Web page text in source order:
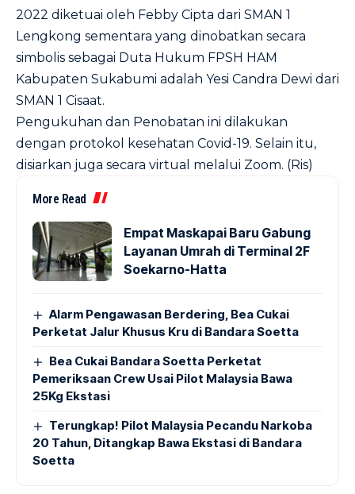
2022 diketuai oleh Febby Cipta dari SMAN 1
Lengkong sementara yang dinobatkan secara
simbolis sebagai Duta Hukum FPSH HAM
Kabupaten Sukabumi adalah Yesi Candra Dewi dari
SMAN 1 Cisaat.
Pengukuhan dan Penobatan ini dilakukan
dengan protokol kesehatan Covid-19. Selain itu,
disiarkan juga secara virtual melalui Zoom. (Ris)
More Read
Empat Maskapai Baru Gabung
Layanan Umrah di Terminal 2F
Soekarno-Hatta
Alarm Pengawasan Berdering, Bea Cukai
Perketat Jalur Khusus Kru di Bandara Soetta
Bea Cukai Bandara Soetta Perketat
Pemeriksaan Crew Usai Pilot Malaysia Bawa
25Kg Ekstasi
Terungkap! Pilot Malaysia Pecandu Narkoba
20 Tahun, Ditangkap Bawa Ekstasi di Bandara
Soetta